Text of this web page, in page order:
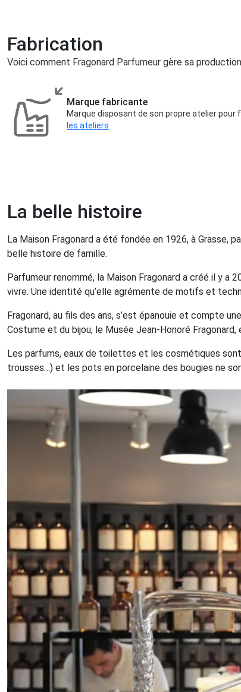
Fabrication
Voici comment Fragonard Parfumeur gère sa
Marque fabricante
Marque disposant de son propre atelier pour
les ateliers
La belle histoire
La Maison Fragonard a été fondée en 1926, à Grasse,
belle histoire de famille.
Parfumeur renommé, la Maison Fragonard a créé il y
vivre. Une identité qu’elle agrémente de motifs et
Fragonard, au fils des ans, s’est épanouie et compte
Costume et du bijou, le Musée Jean-Honoré
Les parfums, eaux de toilettes et les cosmétiques
trousses…) et les pots en porcelaine des bougies ne